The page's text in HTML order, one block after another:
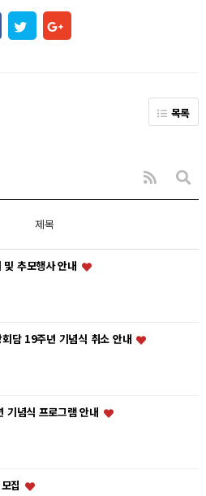
목록
제목
추모행사 안내
담 19주년 기념식 취소 안내
기념식 프로그램 안내
집